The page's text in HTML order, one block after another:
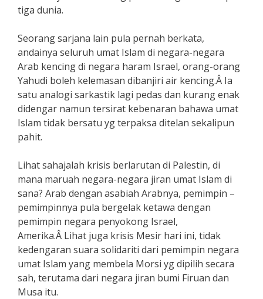
tiga dunia.
Seorang sarjana lain pula pernah berkata,
andainya seluruh umat Islam di negara-negara
Arab kencing di negara haram Israel, orang-orang
Yahudi boleh kelemasan dibanjiri air kencing.Â Ia
satu analogi sarkastik lagi pedas dan kurang enak
didengar namun tersirat kebenaran bahawa umat
Islam tidak bersatu yg terpaksa ditelan sekalipun
pahit.
Lihat sahajalah krisis berlarutan di Palestin, di
mana maruah negara-negara jiran umat Islam di
sana? Arab dengan asabiah Arabnya, pemimpin –
pemimpinnya pula bergelak ketawa dengan
pemimpin negara penyokong Israel,
Amerika.Â Lihat juga krisis Mesir hari ini, tidak
kedengaran suara solidariti dari pemimpin negara
umat Islam yang membela Morsi yg dipilih secara
sah, terutama dari negara jiran bumi Firuan dan
Musa itu.